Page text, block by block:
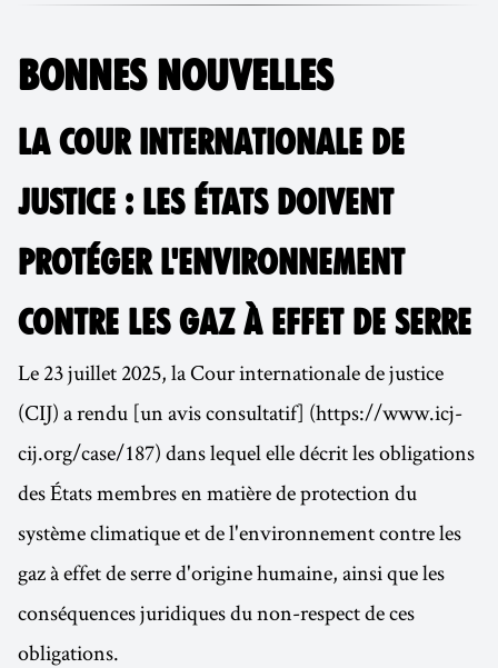
BONNES NOUVELLES
LA COUR INTERNATIONALE DE
JUSTICE : LES ÉTATS DOIVENT
PROTÉGER L'ENVIRONNEMENT
CONTRE LES GAZ À EFFET DE SERRE
Le 23 juillet 2025, la Cour internationale de justice
(CIJ) a rendu [un avis consultatif] (https://www.icj-
cij.org/case/187) dans lequel elle décrit les obligations
des États membres en matière de protection du
système climatique et de l'environnement contre les
gaz à effet de serre d'origine humaine, ainsi que les
conséquences juridiques du non-respect de ces
obligations.